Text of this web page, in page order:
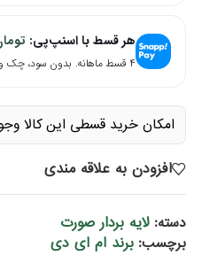
هر قسط با اسنپ‌پی:
۴ قسط ماهانه. بدون سود، چک و ضامن.
امکان خرید قسطی این کالا
افزودن به علاقه مندی
دسته: لایه بردار صورت
برچسب: برند ام ای دی